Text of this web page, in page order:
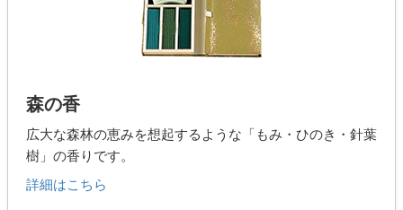
森の香
広大な森林の恵みを想起するような「もみ・ひのき・針葉
樹」の香りです。
詳細はこちら